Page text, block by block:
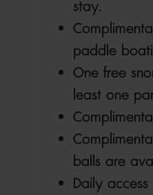
stay.
paddle
One free
least one
balls are
Daily